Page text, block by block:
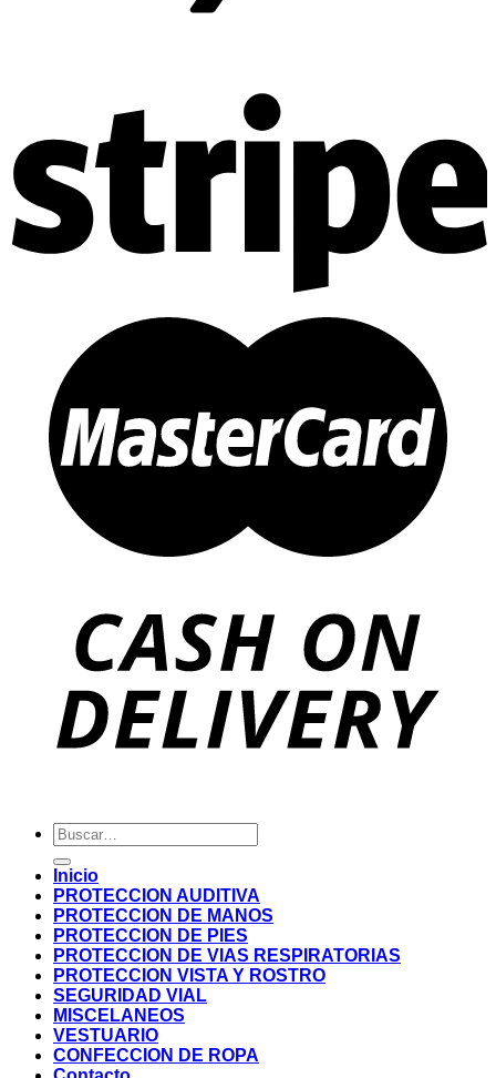
Buscar
por:
Inicio
PROTECCION AUDITIVA
PROTECCION DE MANOS
PROTECCION DE PIES
PROTECCION DE VIAS RESPIRATORIAS
PROTECCION VISTA Y ROSTRO
SEGURIDAD VIAL
MISCELANEOS
VESTUARIO
CONFECCION DE ROPA